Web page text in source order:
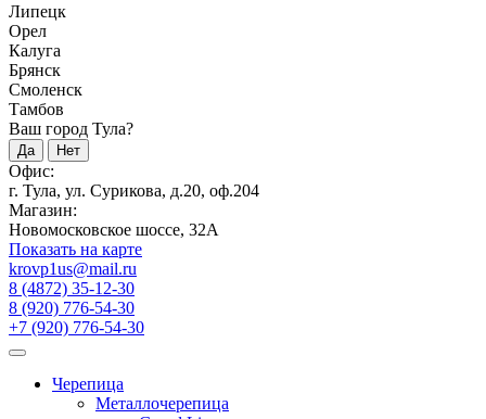
Липецк
Орел
Калуга
Брянск
Смоленск
Тамбов
Ваш город Тула?
Да Нет
Офис:
г. Тула, ул. Сурикова, д.20, оф.204
Магазин:
Новомосковское шоссе, 32А
Показать на карте
krovp1us@mail.ru
8 (4872) 35-12-30
8 (920) 776-54-30
+7 (920) 776-54-30
Черепица
Металлочерепица